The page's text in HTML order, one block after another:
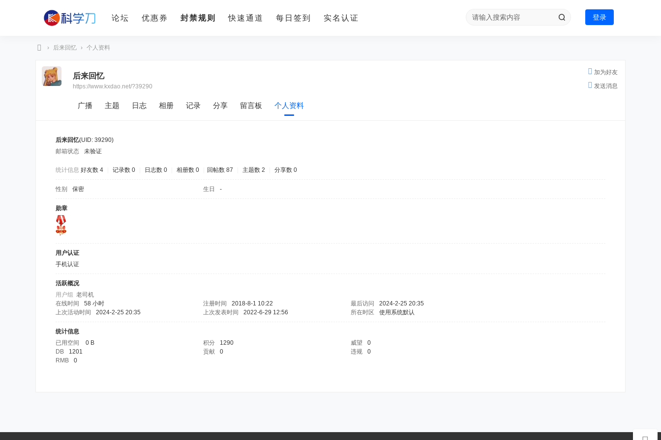
论坛 优惠券 封禁规则 快速通道 每日签到 实名认证 登录
› 后来回忆 › 个人资料
加为好友
发送消息
后来回忆
https://www.kxdao.net/?39290
广播 主题 日志 相册 记录 分享 留言板 个人资料
后来回忆(UID: 39290)
邮箱状态
未验证
统计信息 好友数 4 记录数 0 日志数 0 相册数 0 回帖数 87 主题数 2 分享数 0
性别 保密 生日 -
勋章
用户认证
手机认证
活跃概况
用户组 老司机
在线时间
58 小时 注册时间 2018-8-1 10:22 最后访问
2024-2-25 20:35
上次活动时间
2024-2-25 20:35 上次发表时间 2022-6-29 12:56 所在时区 使用系统默认
统计信息
已用空间
0 B 积分 1290 威望
0
DB
1201 贡献 0 违规
0
RMB
0